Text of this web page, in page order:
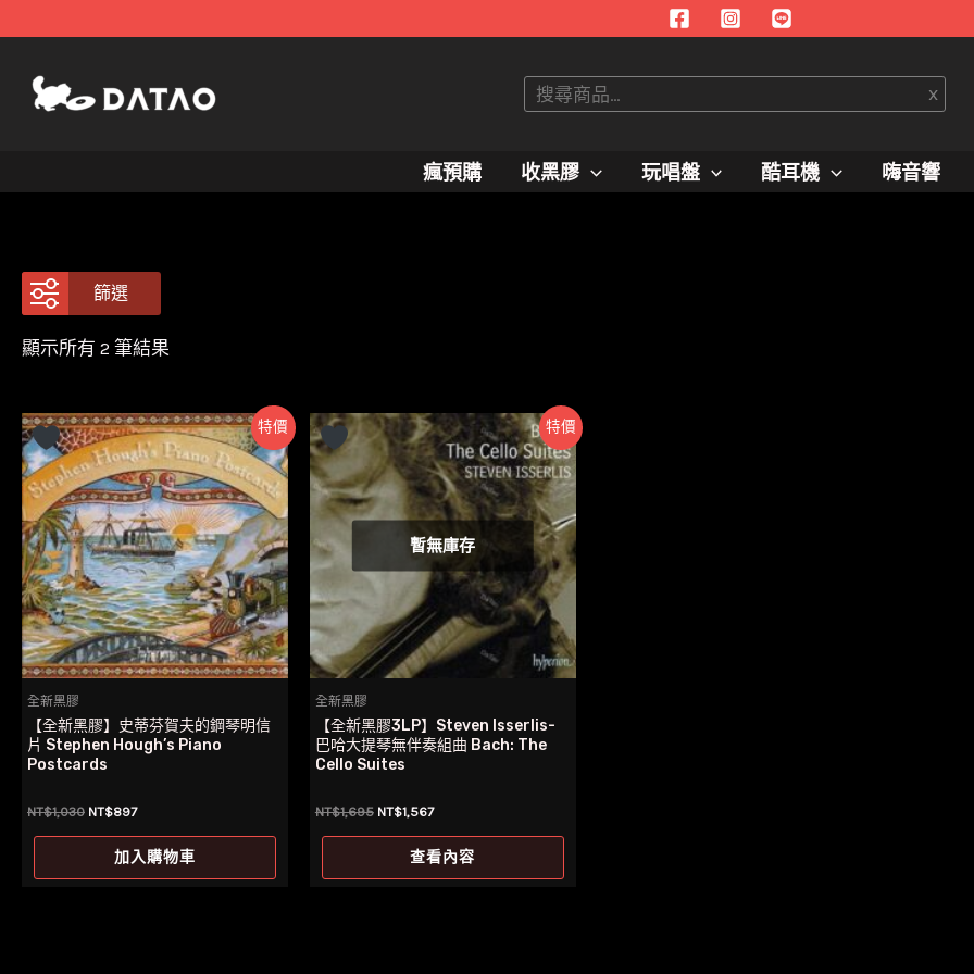
搜
x
瘋預購 收黑膠 玩唱盤 酷耳機 嗨音響
篩選
顯示所有 2 筆結果
目
排
序
特價
全新黑膠
【全新黑膠】史蒂芬賀夫的鋼琴明信
片 Stephen Hough’s Piano
Postcards
NT$1,030 原
格：
NT$1,030。
NT$897目
價
格：
NT$897。
加入購物車
特價
暫無庫存
全新黑膠
【全新黑膠3LP】Steven Isserlis-
巴哈大提琴無伴奏組曲 Bach: The
Cello Suites
NT$1,695 原
NT$1,695。
NT$1,567目
價
格：
NT$1,567。
查看內容